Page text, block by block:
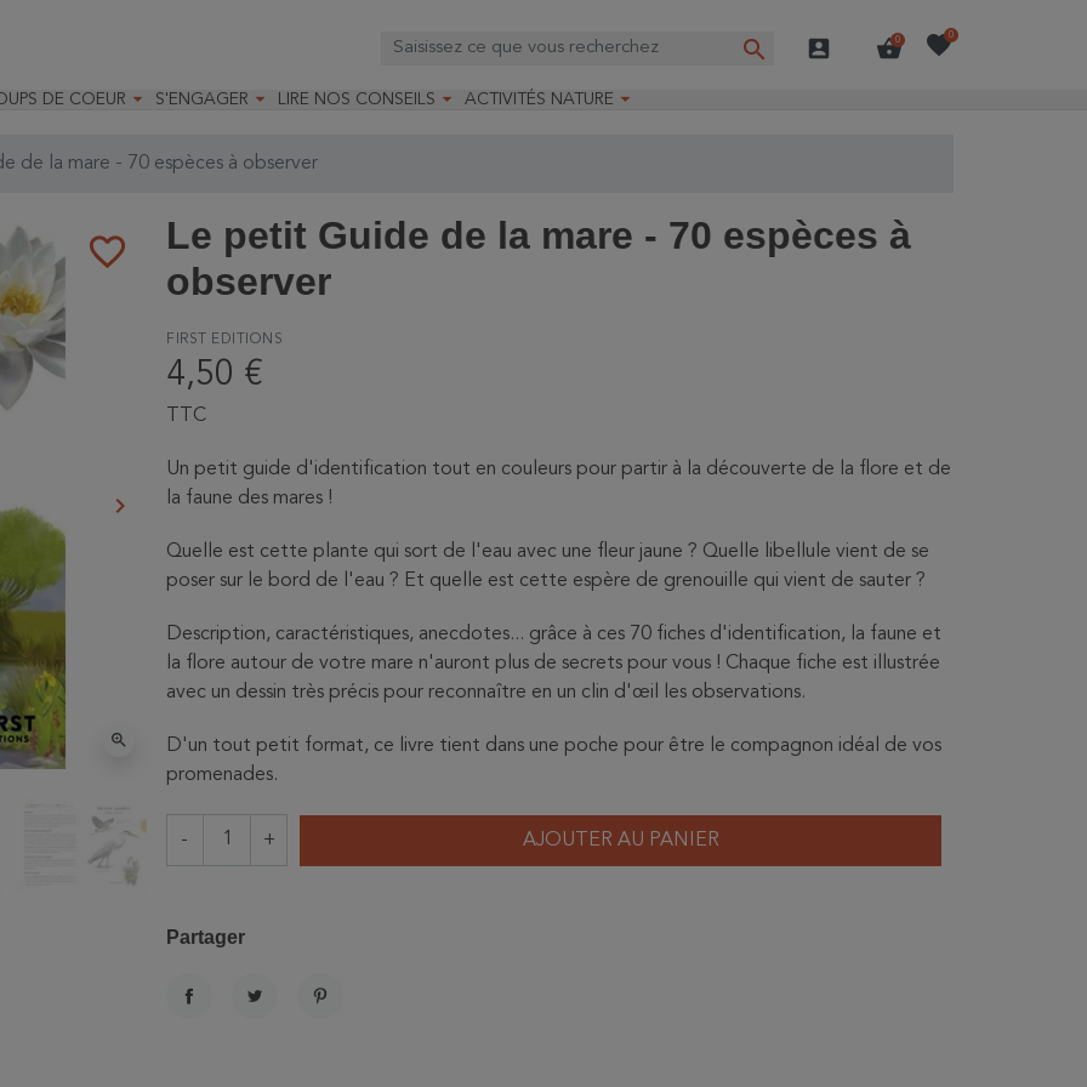
search account_box shopping_basket
0 favorite0
DE COEUR  S'ENGAGER 
Faire un legs
LIRE NOS CONSEILS 
Installer un abreuvoir
ACTIVITÉS NATURE 
de la mare - 70 espèces à observer
favorite_border
Suivant
keyboard_arrow_right
zoom_in
Le petit Guide de la mare - 70 espèces à
observer
FIRST EDITIONS
4,50 €
TTC
Un petit guide d'identification tout en couleurs pour partir à la découverte de la flore et de
la faune des mares !
Quelle est cette plante qui sort de l'eau avec une fleur jaune ? Quelle libellule vient de se
poser sur le bord de l'eau ? Et quelle est cette espère de grenouille qui vient de sauter ?
Description, caractéristiques, anecdotes... grâce à ces 70 fiches d'identification, la faune et
la flore autour de votre mare n'auront plus de secrets pour vous ! Chaque fiche est illustrée
avec un dessin très précis pour reconnaître en un clin d'œil les observations.
D'un tout petit format, ce livre tient dans une poche pour être le compagnon idéal de vos
promenades.
- + AJOUTER AU PANIER
Partager